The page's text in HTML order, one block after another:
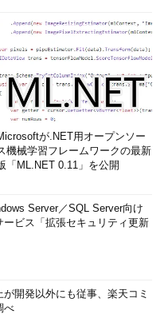
が.NET用オープンソー
機械学習フレームワークの最新
「ML.NET 0.11」を公開
Server／SQL Server向け
ービス「拡張セキュリティ更新
が開発以外にも従事、楽天コミ
べ